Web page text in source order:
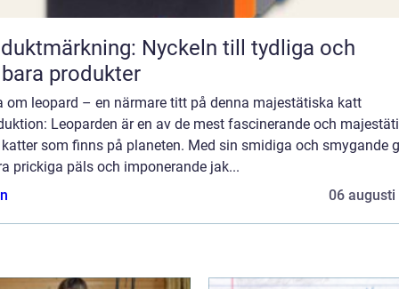
Nyckeln till tydliga och
produkter
om leopard – en närmare titt på denna majestätiska katt
Leoparden är en av de mest fascinerande och
som finns på planeten. Med sin smidiga och smygande
prickiga päls och imponerande jak...
06 augusti